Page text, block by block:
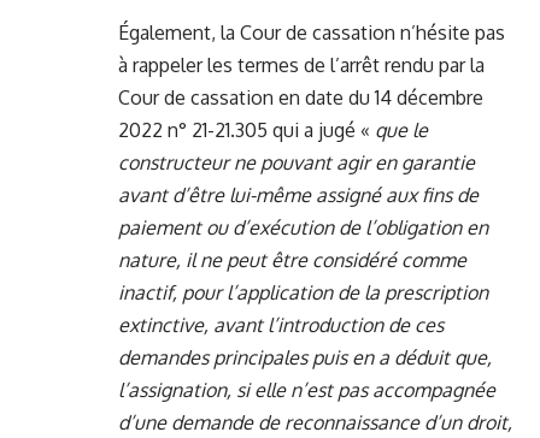
Également, la Cour de cassation n’hésite pas
à rappeler les termes de l’arrêt rendu par la
Cour de cassation en date du 14 décembre
2022 n° 21-21.305 qui a jugé « que le
constructeur ne pouvant agir en garantie
avant d’être lui-même assigné aux fins de
paiement ou d’exécution de l’obligation en
nature, il ne peut être considéré comme
inactif, pour l’application de la prescription
extinctive, avant l’introduction de ces
demandes principales puis en a déduit que,
l’assignation, si elle n’est pas accompagnée
d’une demande de reconnaissance d’un droit,